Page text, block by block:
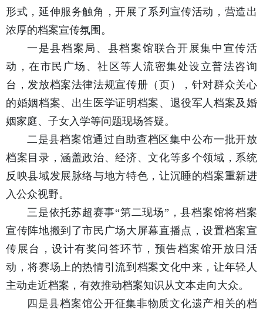
形式，延伸服务触角，开展了系列宣传活动，营造出
浓厚的档案宣传氛围。
一是县档案局、县档案馆联合开展集中宣传活
动，在市民广场、社区等人流密集处设立普法咨询
台，发放档案法律法规宣传册（页），针对群众关心
的婚姻档案、出生医学证明档案、退役军人档案及婚
姻家庭、子女入学等问题现场答疑。
二是县档案馆通过自助查档区集中公布一批开放
档案目录，涵盖政治、经济、文化等多个领域，系统
反映县域发展脉络与地方特色，让沉睡的档案重新进
入公众视野。
三是依托苏超赛事“第二现场”，县档案馆将档案
宣传阵地搬到了市民广场大屏幕直播点，设置档案宣
传展台，设计有奖问答环节，预告档案馆开放日活
动，将赛场上的热情引流到档案文化中来，让年轻人
主动走近档案，有效推动档案知识从文本走向大众。
四是县档案馆公开征集非物质文化遗产相关的档